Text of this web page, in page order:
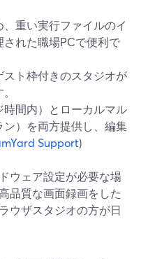
重い実行ファイルのイ
れた職場PCで便利で
ト枠付きのスタジオが
間内）とローカルマル
）を両方提供し、編集
Support)
ウェア設定が必要な場
品質な画面録画をした
ウザスタジオの方が日